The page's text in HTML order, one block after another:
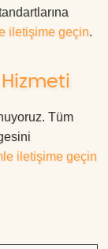
iletişime geçin.
Tüm
iletişime geçin